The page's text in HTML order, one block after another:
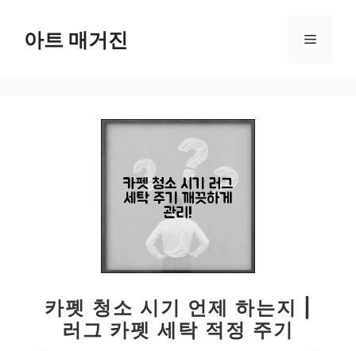
아트 매거진 메
카펫 청소 시기 언제 하는지 |
러그 카펫 세탁 적정 주기